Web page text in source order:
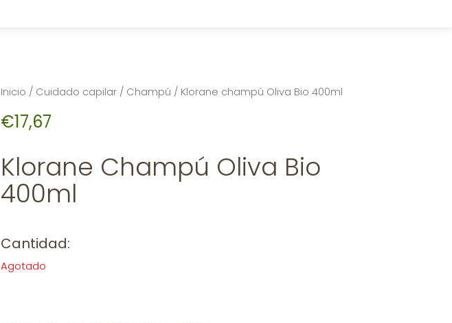
Inicio / Cuidado capilar / Champú / Klorane champú Oliva Bio 400ml
€17,67
Klorane Champú Oliva Bio
400ml
Cantidad:
Agotado